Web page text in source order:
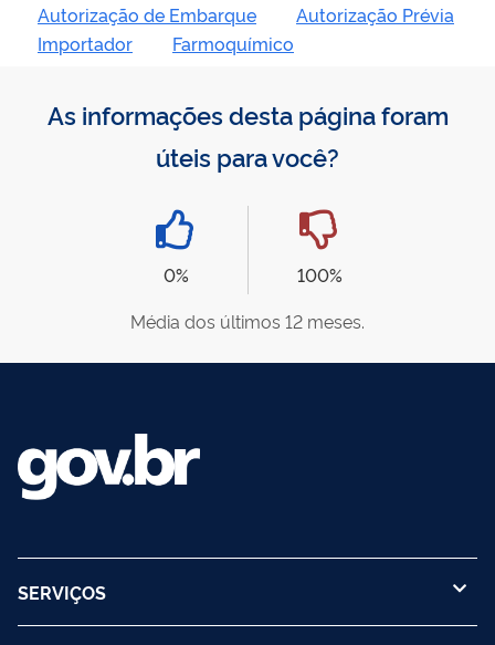
Autorização de Embarque
Autorização Prévia
Importador
Farmoquímico
As informações desta página foram
úteis para você?
0%
100%
Média dos últimos 12 meses.
SERVIÇOS